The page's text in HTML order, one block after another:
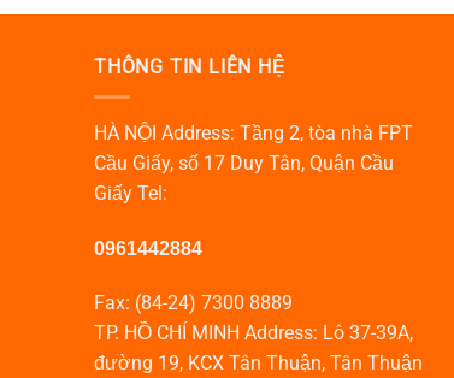
THÔNG TIN LIÊN HỆ
HÀ NỘI Address: Tầng 2, tòa nhà FPT
Cầu Giấy, số 17 Duy Tân, Quận Cầu
Giấy Tel:
0961442884
Fax: (84-24) 7300 8889
TP. HỒ CHÍ MINH Address: Lô 37-39A,
đường 19, KCX Tân Thuận, Tân Thuận